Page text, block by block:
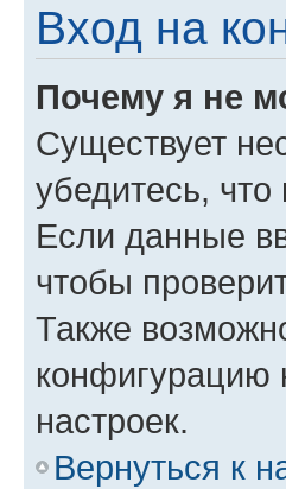
Вход на
Почему я не
Существует
убедитесь,
Если данные
чтобы
Также
конфигурацию
настроек.
Вернуться к